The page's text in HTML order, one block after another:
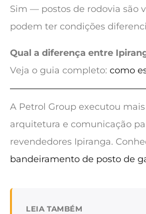
Sim — postos de rodovia são
podem ter condições
Qual a diferença entre
Veja o guia completo: como
A Petrol Group executou
arquitetura e comunicação
revendedores Ipiranga.
bandeiramento de posto de
LEIA TAMBÉM